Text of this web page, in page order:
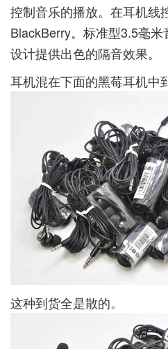
控制音乐的播放。在耳机线
BlackBerry。标准型3.5毫
设计提供出色的隔音效果。
耳机混在下面的黑莓耳机中
这种到货全是散的。